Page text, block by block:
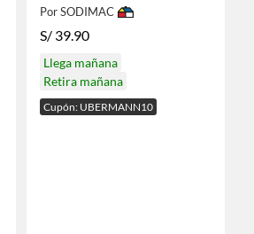
Por SODIMAC
S/ 39.90
Llega mañana
Retira mañana
Cupón: UBERMANN10